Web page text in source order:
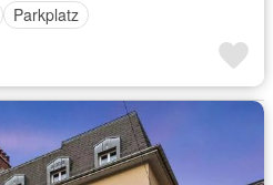
Parkplatz